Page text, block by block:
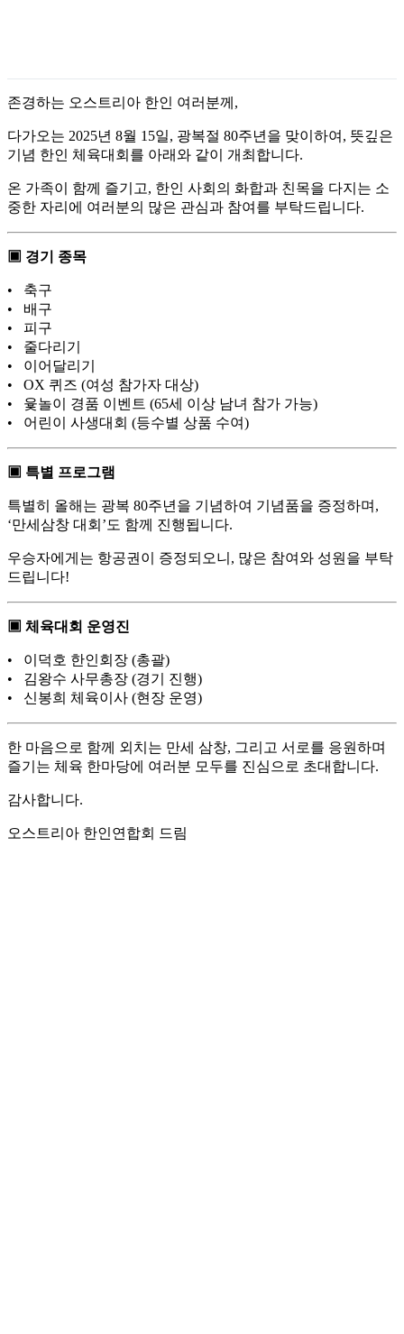
존경하는 오스트리아 한인 여러분께,
다가오는 2025년 8월 15일, 광복절 80주년을 맞이하여, 뜻깊은
기념 한인 체육대회를 아래와 같이 개최합니다.
온 가족이 함께 즐기고, 한인 사회의 화합과 친목을 다지는 소
중한 자리에 여러분의 많은 관심과 참여를 부탁드립니다.
▣ 경기 종목
• 축구
• 배구
• 피구
• 줄다리기
• 이어달리기
• OX 퀴즈 (여성 참가자 대상)
• 윷놀이 경품 이벤트 (65세 이상 남녀 참가 가능)
• 어린이 사생대회 (등수별 상품 수여)
▣ 특별 프로그램
특별히 올해는 광복 80주년을 기념하여 기념품을 증정하며,
‘만세삼창 대회’도 함께 진행됩니다.
우승자에게는 항공권이 증정되오니, 많은 참여와 성원을 부탁
드립니다!
▣ 체육대회 운영진
• 이덕호 한인회장 (총괄)
• 김왕수 사무총장 (경기 진행)
• 신봉희 체육이사 (현장 운영)
한 마음으로 함께 외치는 만세 삼창, 그리고 서로를 응원하며
즐기는 체육 한마당에 여러분 모두를 진심으로 초대합니다.
감사합니다.
오스트리아 한인연합회 드림